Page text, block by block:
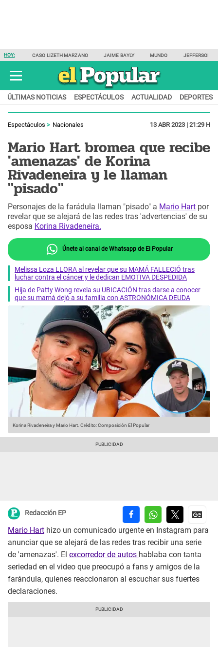
HOY: CASO LIZETH MARZANO JAIME BAYLY MUNDO JEFFERSON
ÚLTIMAS NOTICIAS ESPECTÁCULOS ACTUALIDAD DEPORTES
Espectáculos Nacionales 13 ABR 2023 | 21:29 H
Mario Hart bromea que recibe
'amenazas' de Korina
Rivadeneira y le llaman
"pisado"
Personajes de la farádula llaman "pisado" a Mario Hart por
revelar que se alejará de las redes tras 'advertencias' de su
esposa Korina Rivadeneira.
Únete al canal de Whatsapp de El Popular
Melissa Loza LLORA al revelar que su MAMÁ FALLECIÓ tras
luchar contra el cáncer y le dedican EMOTIVA DESPEDIDA
Hija de Patty Wong revela su UBICACIÓN tras darse a conocer
que su mamá dejó a su familia con ASTRONÓMICA DEUDA
Korina Rivadeneira y Mario Hart. Crédito: Composición El Popular
Redacción EP
Mario Hart hizo un comunicado urgente en Instagram para
anunciar que se alejará de las redes tras recibir una serie
de 'amenazas'. El excorredor de autos hablaba con tanta
seriedad en el video que preocupó a fans y amigos de la
farándula, quienes reaccionaron al escuchar sus fuertes
declaraciones.